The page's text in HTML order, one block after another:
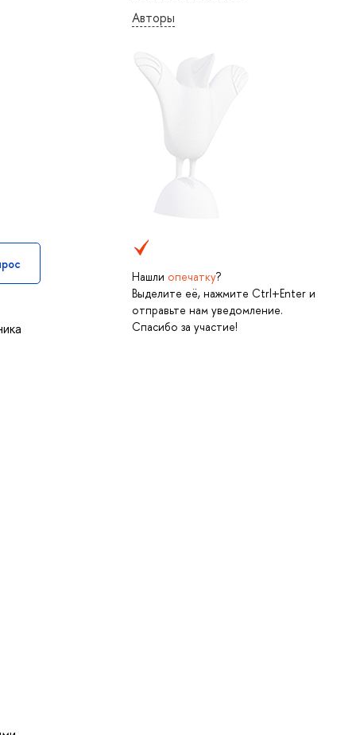
Авторы
Нашли опечатку?
Выделите её, нажмите Ctrl+Enter и
отправьте нам уведомление.
Спасибо за участие!